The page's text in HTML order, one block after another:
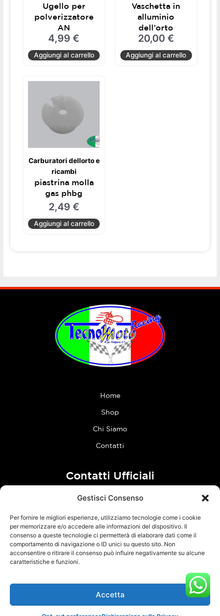
Gestisci Consenso
Per fornire le migliori esperienze, utilizziamo tecnologie come i cookie
per memorizzare e/o accedere alle informazioni del dispositivo. Il
consenso a queste tecnologie ci permetterà di elaborare dati come il
comportamento di navigazione o ID unici su questo sito. Non
acconsentire o ritirare il consenso può influire negativamente su alcune
caratteristiche e funzioni.
Accetta
Ugello per
polverizzatore
AN
4,99€
Aggiungi al carrello
Vaschetta in
alluminio
dell’orto
20,00 €
Aggiungi al carrello
Carburatori dellorto e
ricambi
piastrina molla
gas phbg
2,49 €
Aggiungi al carrello
Home
Shop
Chi Siamo
Contatti
Contatti Ufficiali
Follow Us
F
b
I
TCM Racing s.r.l.s. – Via Acque Alte, snc – 04100 Latina – P.Iva
03126380595 –Privacy Policy–Cookie Policy